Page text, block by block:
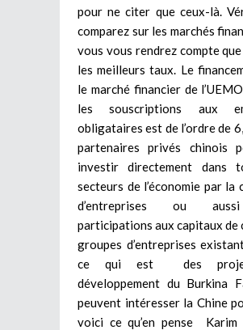
pour ne citer que ceux-là.
comparez sur les marchés
vous vous rendrez compte
les meilleurs taux. Le
le marché financier de
les souscriptions aux
obligataires est de l’ordre de
partenaires privés chinois
investir directement dans
secteurs de l’économie par la
d’entreprises ou
participations aux capitaux de
groupes d’entreprises
ce qui est des
développement du Burkina
peuvent intéresser la Chine
voici ce qu’en pense Karim